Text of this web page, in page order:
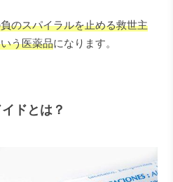
のスパイラルを止める救世主
う医薬品になります。
ドとは？